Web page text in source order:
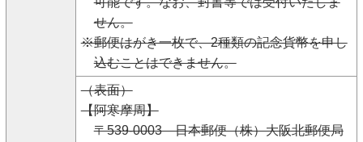
せん。
※郵便はがき一枚で、2種類の記念貨幣を申し
込むことはできません。
（表面）
【阿寒摩周】
〒539-0003 日本郵便（株）大阪北郵便局